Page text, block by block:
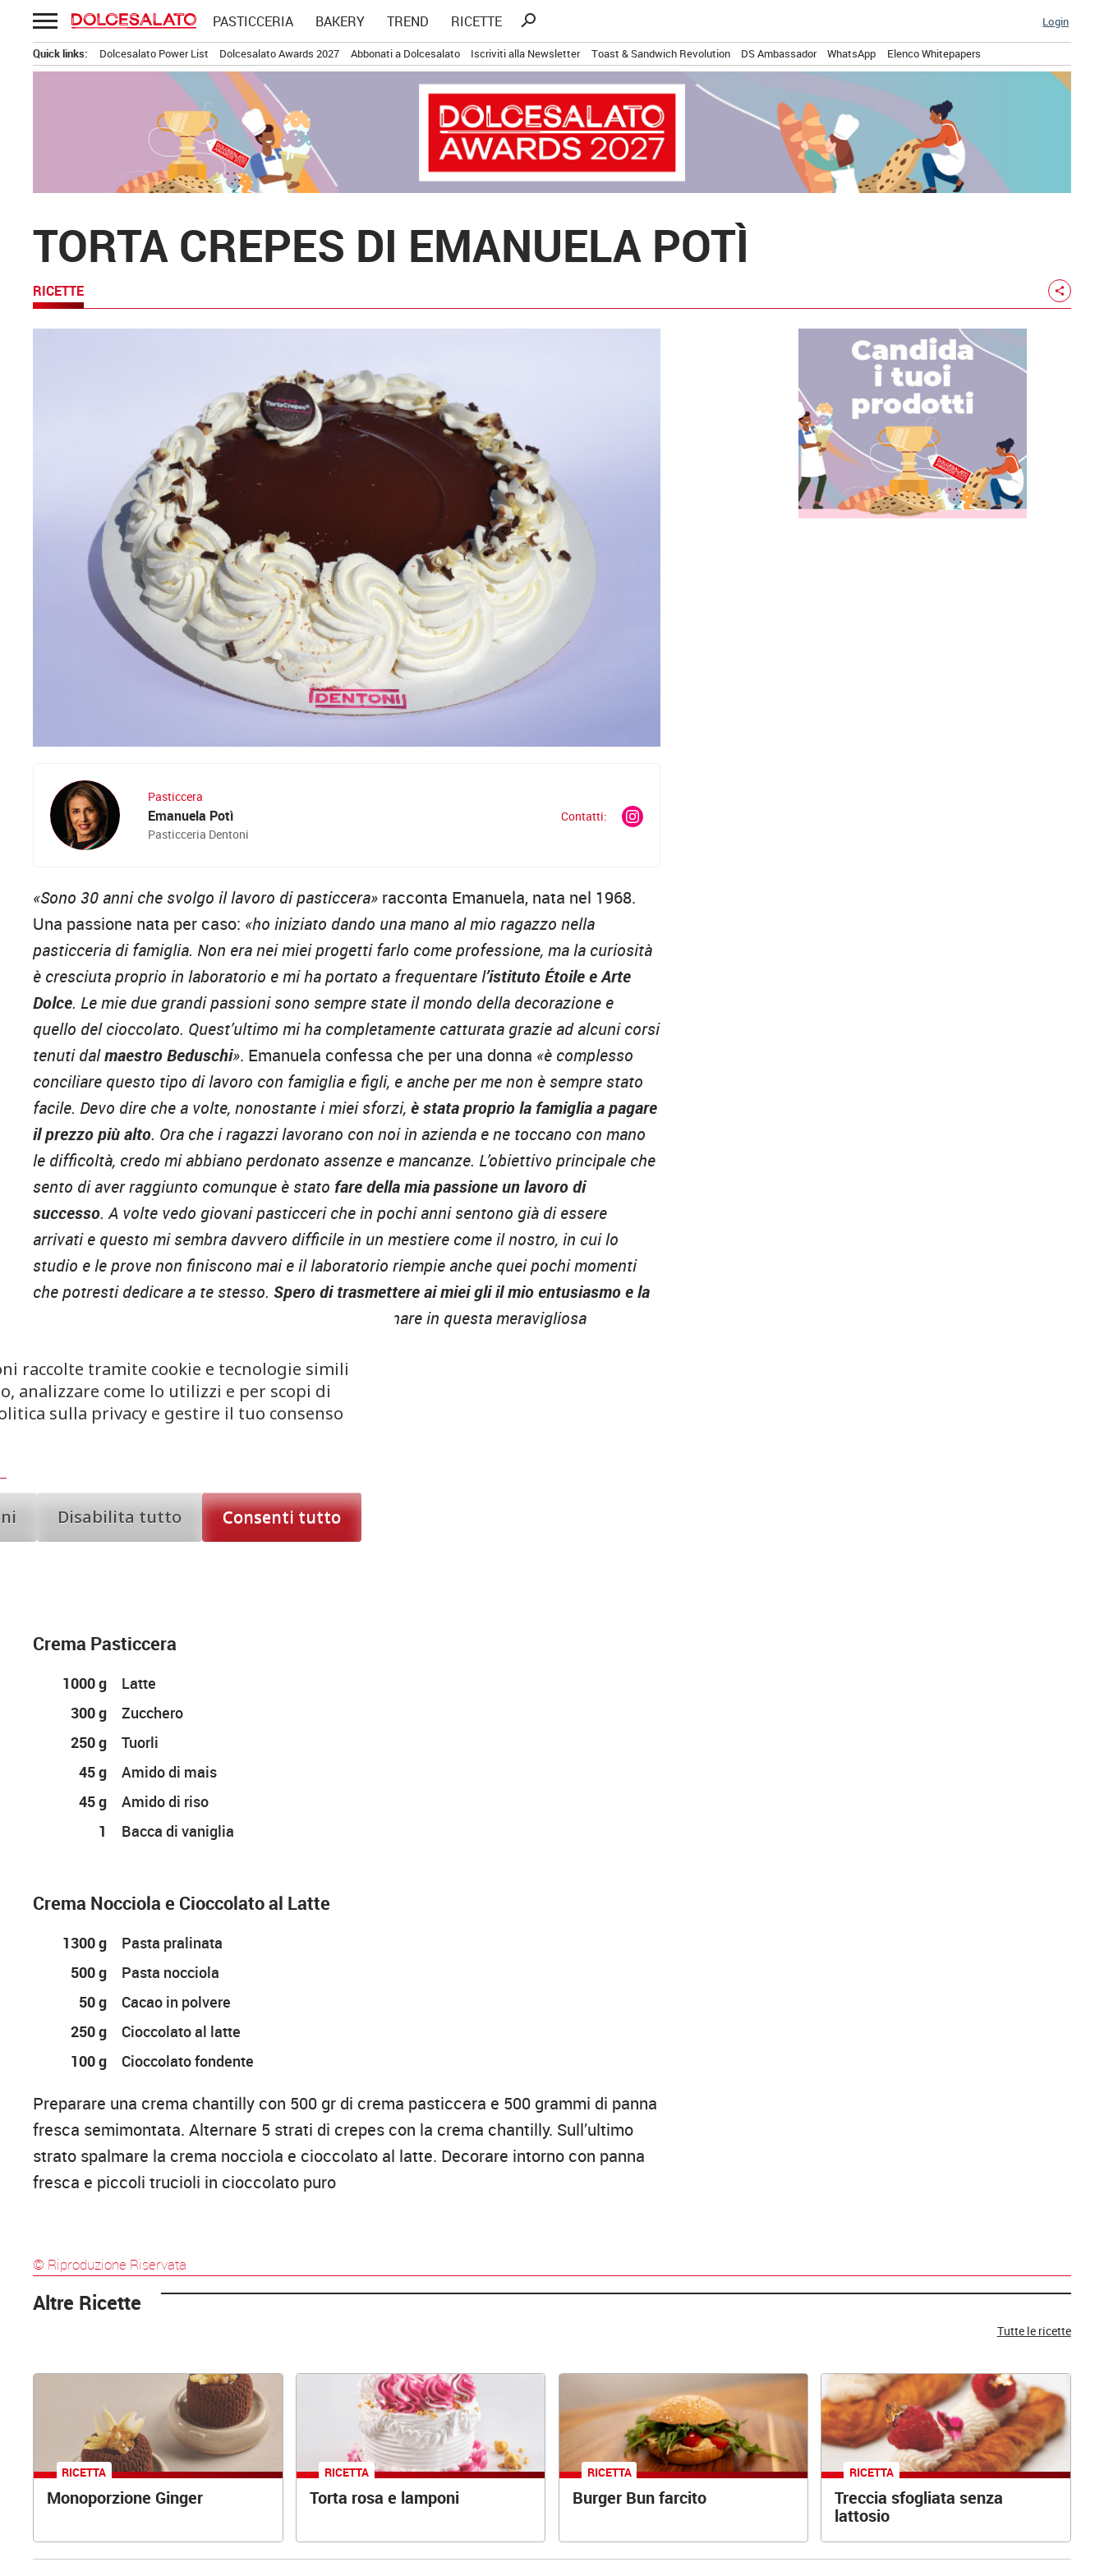
Passa
al
contenuto
PASTICCERIA BAKERY TREND RICETTE
Ricerca
search Login
Quick links: Dolcesalato Power List Dolcesalato Awards 2027 Abbonati a Dolcesalato Iscriviti alla Newsletter Toast & Sandwich Revolution DS Ambassador WhatsApp Elenco Whitepapers
TORTA CREPES DI EMANUELA POTÌ
RICETTE share
Pasticcera
Emanuela Potì
Pasticceria Dentoni
Contatti:
«Sono 30 anni che svolgo il lavoro di pasticcera» racconta Emanuela, nata nel 1968.
Una passione nata per caso: «ho iniziato dando una mano al mio ragazzo nella
pasticceria di famiglia. Non era nei miei progetti farlo come professione, ma la curiosità
è cresciuta proprio in laboratorio e mi ha portato a frequentare l’istituto Étoile e Arte
Dolce. Le mie due grandi passioni sono sempre state il mondo della decorazione e
quello del cioccolato. Quest’ultimo mi ha completamente catturata grazie ad alcuni corsi
tenuti dalmaestroBeduschi». Emanuela confessa che per una donna «è complesso
conciliare questo tipo di lavoro con famiglia e figli, e anche per me non è sempre stato
facile. Devo dire che a volte, nonostante i miei sforzi,è stata proprio la famiglia a pagare
il prezzo più alto. Ora che i ragazzi lavorano con noi in azienda e ne toccano con mano
le difficoltà, credo mi abbiano perdonato assenze e mancanze. L’obiettivo principale che
sento di aver raggiunto comunque è stato fare della mia passione un lavoro di
successo. A volte vedo giovani pasticceri che in pochi anni sentono già di essere
arrivati e questo mi sembra davvero difficile in un mestiere come il nostro, in cui lo
studio e le prove non finiscono mai e il laboratorio riempie anche quei pochi momenti
che potresti dedicare a te stesso. Spero di trasmettere ai miei gli il mio entusiasmo e la
mi auguro che li possano accompagnare in questa meravigliosa
Pastella
1000 g
Latte
500 g
Farina
1 pizzico
Sale
Crema Pasticcera
1000 g
Latte
300 g
Zucchero
250 g
Tuorli
45 g
Amido di mais
45 g
Amido di riso
1
Bacca di vaniglia
Crema Nocciola e Cioccolato al Latte
1300 g
Pasta pralinata
500 g
Pasta nocciola
50 g
Cacao in polvere
250 g
Cioccolato al latte
100 g
Cioccolato fondente
Preparare una crema chantilly con 500 gr di crema pasticcera e 500 grammi di panna
fresca semimontata. Alternare 5 strati di crepes con la crema chantilly. Sull’ultimo
strato spalmare la crema nocciola e cioccolato al latte. Decorare intorno con panna
fresca e piccoli trucioli in cioccolato puro
© Riproduzione Riservata
Altre Ricette
Tutte le ricette
RICETTA
Monoporzione Ginger
RICETTA
Torta rosa e lamponi
RICETTA
Burger Bun farcito
RICETTA
Treccia sfogliata senza
lattosio
raccolte tramite cookie e tecnologie simili
analizzare come lo utilizzi e per scopi di
sulla privacy e gestire il tuo consenso
Disabilita tutto Consenti tutto